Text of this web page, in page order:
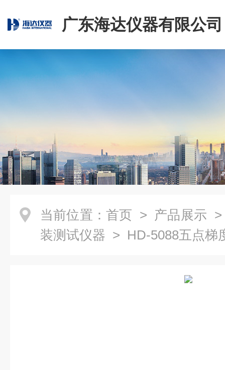
广东海达仪器有限公司
当前位置： 首页 > 产品展示
装测试仪器 > HD-5088五点梯